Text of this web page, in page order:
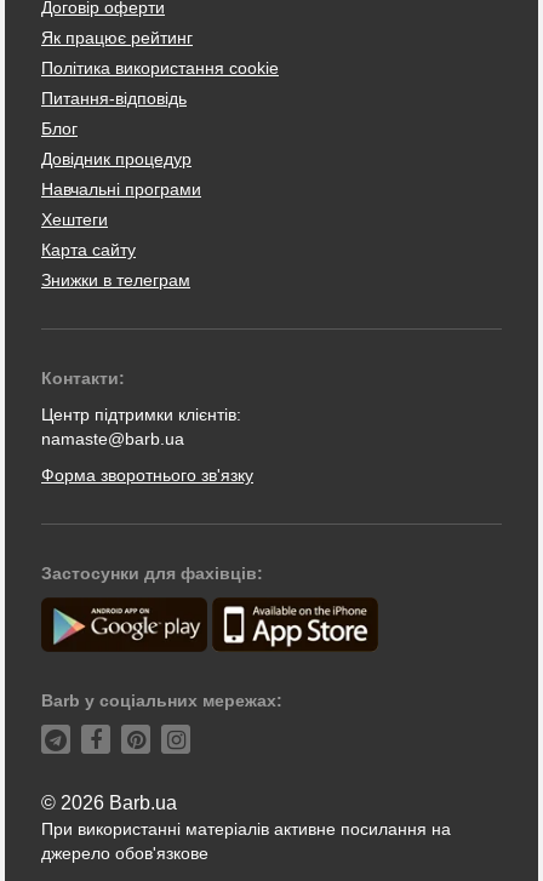
Договір оферти
Як працює рейтинг
Політика використання cookie
Питання-відповідь
Блог
Довідник процедур
Навчальні програми
Хештеги
Карта сайту
Знижки в телеграм
Контакти:
Центр підтримки клієнтів:
namaste@barb.ua
Форма зворотнього зв'язку
Застосунки для фахівців:
Barb у соціальних мережах:
© 2026 Barb.ua
При використанні матеріалів активне посилання на
джерело обов'язкове